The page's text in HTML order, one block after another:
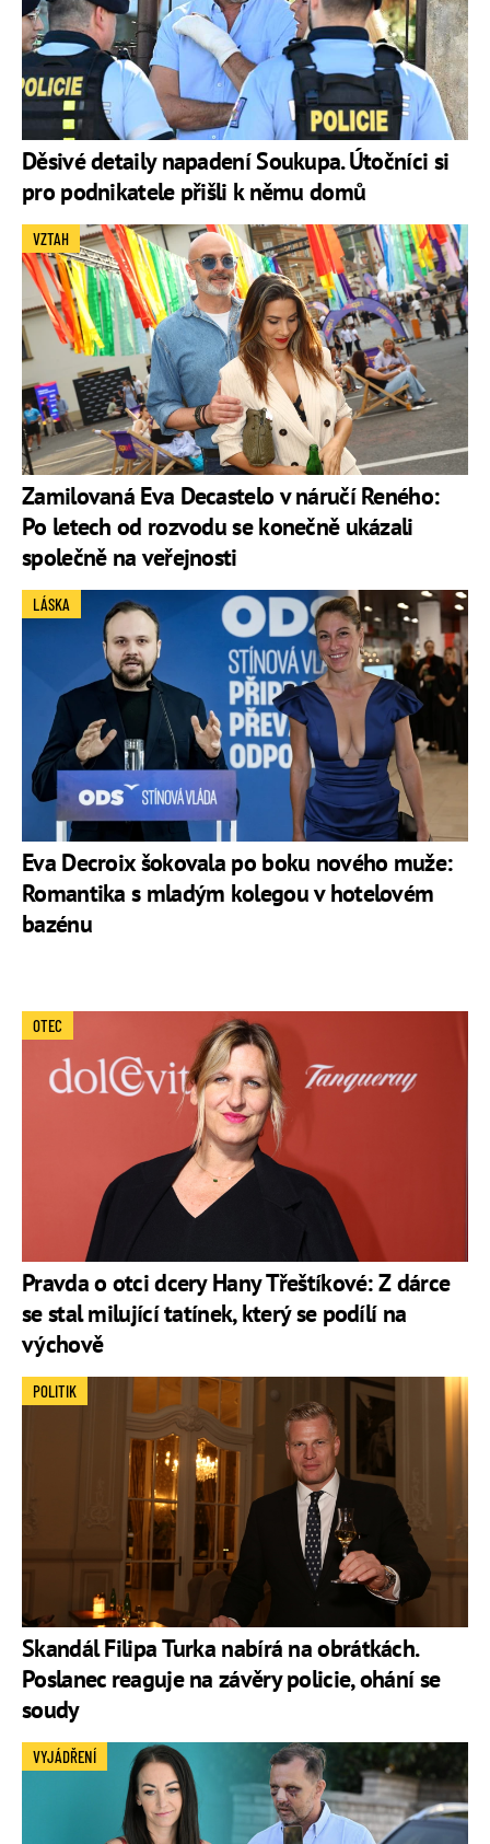
Děsivé detaily napadení Soukupa. Útočníci si
pro podnikatele přišli k němu domů
Zamilovaná Eva Decastelo v náručí Reného:
Po letech od rozvodu se konečně ukázali
společně na veřejnosti
VZTAH
Eva Decroix šokovala po boku nového muže:
Romantika s mladým kolegou v hotelovém
bazénu
LÁSKA
Pravda o otci dcery Hany Třeštíkové: Z dárce
se stal milující tatínek, který se podílí na
výchově
OTEC
Skandál Filipa Turka nabírá na obrátkách.
Poslanec reaguje na závěry policie, ohání se
soudy
POLITIK
VYJÁDŘENÍ